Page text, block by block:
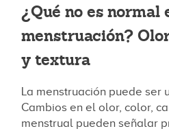
¿Qué no es normal
menstruación?
y textura
La menstruación puede ser
Cambios en el olor, color,
menstrual pueden señalar